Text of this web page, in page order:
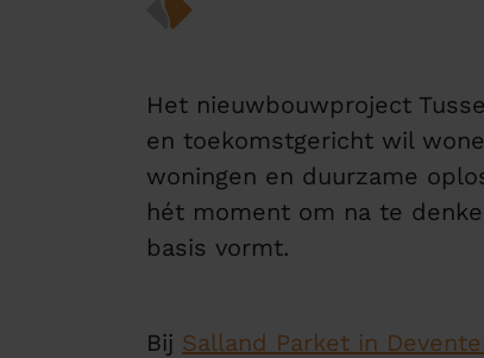
Het nieuwbouwproject
en toekomstgericht wil
woningen en duurzame
hét moment om na te
basis vormt.
Bij Salland Parket in